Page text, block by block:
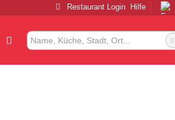
Restaurant Login Hilfe